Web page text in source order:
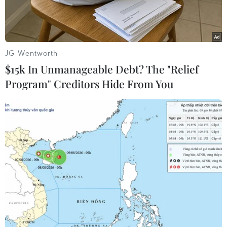
Phó Thủ tướng Chính phủ Trần Lưu Quang tặng quà cho bà con
khó khăn xã Ea Tul, huyện Cư M’gar, tỉnh Đắk Lắk. (Ảnh: Tuấn
Anh/TTXVN)
Ngày 13/8, Ban Chỉ đạo Phòng, Chống Tội phạm,
Tệ nạn Xã hội và Xây dựng Phong trào Toàn dân
Bảo vệ An ninh Tổ quốc xã Ea Tul (huyện Cư
JG Wentworth
$15k In Unmanageable Debt? The "Relief
Program" Creditors Hide From You